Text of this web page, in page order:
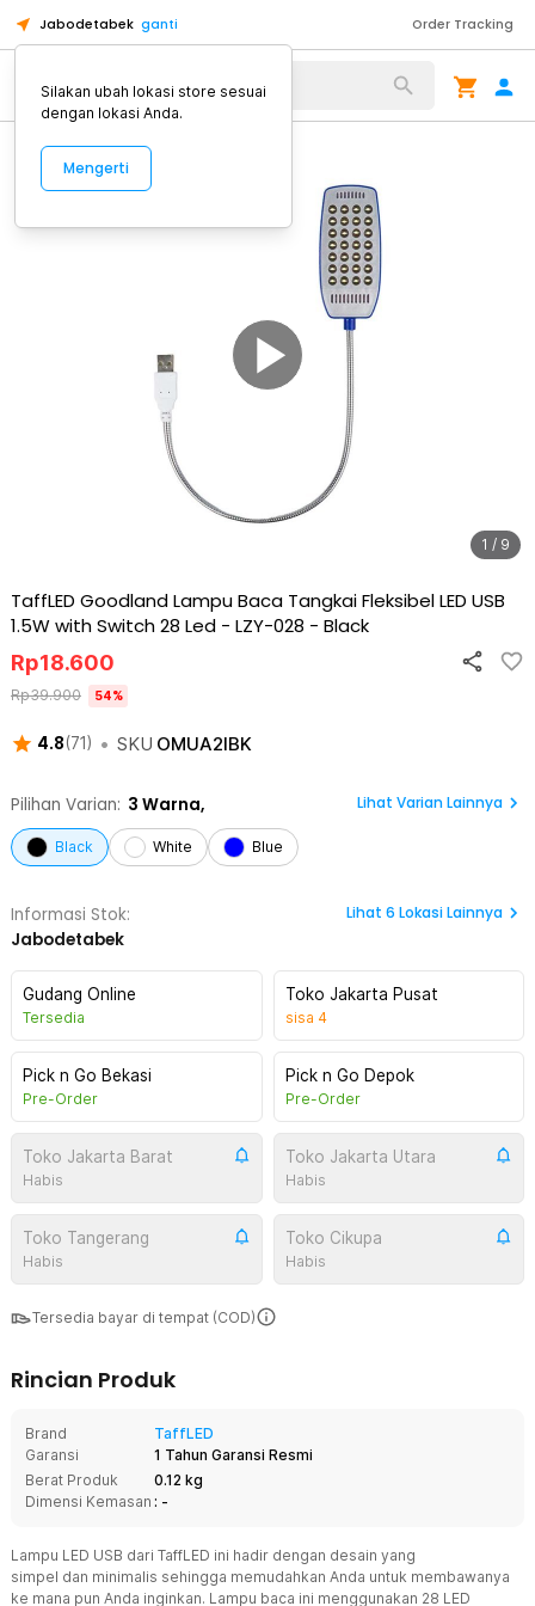
Jabodetabek ganti Order Tracking
Alat Kopi
1 / 9
TaffLED Goodland Lampu Baca Tangkai Fleksibel LED USB
1.5W with Switch 28 Led - LZY-028 - Black
4.8(71 ) • SKU OMUA2IBK
Rp18.600
Rp39.900 54%
Pilihan Varian: 3 Warna, Lihat Varian Lainnya
Black White Blue
Informasi Stok:
Jabodetabek
Lihat 6 Lokasi Lainnya
Gudang Online
Tersedia
Toko Jakarta Pusat
sisa 4
Pick n Go Bekasi
Pre-Order
Pick n Go Depok
Pre-Order
Toko Jakarta Barat
Habis
Toko Jakarta Utara
Habis
Toko Tangerang
Habis
Toko Cikupa
Habis
Tersedia bayar di tempat (COD)
Rincian Produk
Brand
TaffLED
Garansi
1 Tahun Garansi Resmi
Berat Produk
0.12 kg
Dimensi Kemasan : -
Lampu LED USB dari TaffLED ini hadir dengan desain yang
simpel dan minimalis sehingga memudahkan Anda untuk membawanya
ke mana pun Anda inginkan. Lampu baca ini menggunakan 28 LED
Silakan ubah lokasi store sesuai
dengan lokasi Anda.
Mengerti